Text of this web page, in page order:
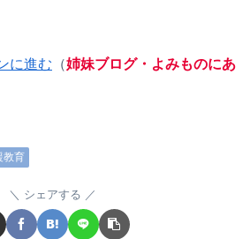
に進む （姉妹ブログ・よみものにあ
教育
シェアする